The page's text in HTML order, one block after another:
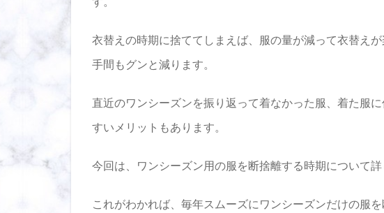
衣替えの時期に捨ててしまえば、服の量が減って衣替え
手間もグンと減ります。
直近のワンシーズンを振り返って着なかった服、着た服
すいメリットもあります。
今回は、ワンシーズン用の服を断捨離する時期について
これがわかれば、毎年スムーズにワンシーズンだけの服